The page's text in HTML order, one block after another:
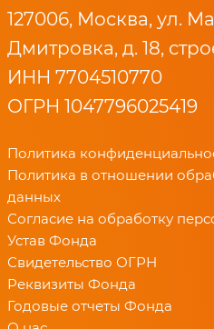
127006, Москва, ул.
Дмитровка, д. 18,
ИНН 7704510770
ОГРН 1047796025419
Политика
Политика в отношении
данных
Согласие на обработку
Устав Фонда
Свидетельство ОГРН
Реквизиты Фонда
Годовые отчеты Фонда